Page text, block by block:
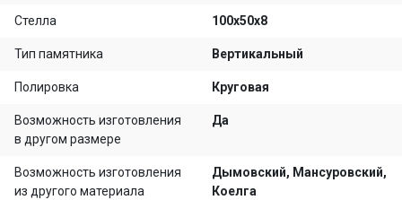
Стелла 100х50х8
Тип памятника Вертикальный
Полировка Круговая
Возможность изготовления
в другом размере
Да
Возможность изготовления
из другого материала
Дымовский, Мансуровский,
Коелга